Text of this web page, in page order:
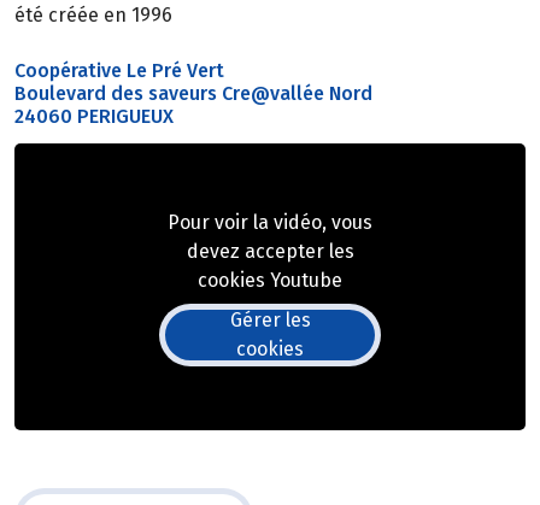
été créée en 1996
Coopérative Le Pré Vert
Boulevard des saveurs Cre@vallée Nord
24060 PERIGUEUX
Pour voir la vidéo, vous
devez accepter les
cookies Youtube
Gérer les
cookies